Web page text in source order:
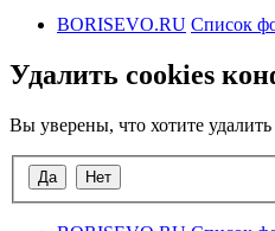
BORISEVO.RU Список
Удалить cookies
Вы уверены, что хотите